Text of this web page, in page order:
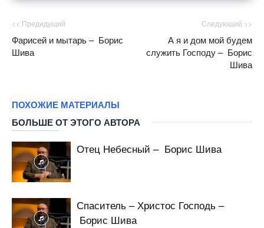
<< Предидущий
Фарисей и мытарь – Борис
Шива
Следующий >>
А я и дом мой будем
служить Господу – Борис
Шива
ПОХОЖИЕ МАТЕРИАЛЫ
БОЛЬШЕ ОТ ЭТОГО АВТОРА
Отец Небесный – Борис Шива
Спаситель – Христос Господь –
Борис Шива